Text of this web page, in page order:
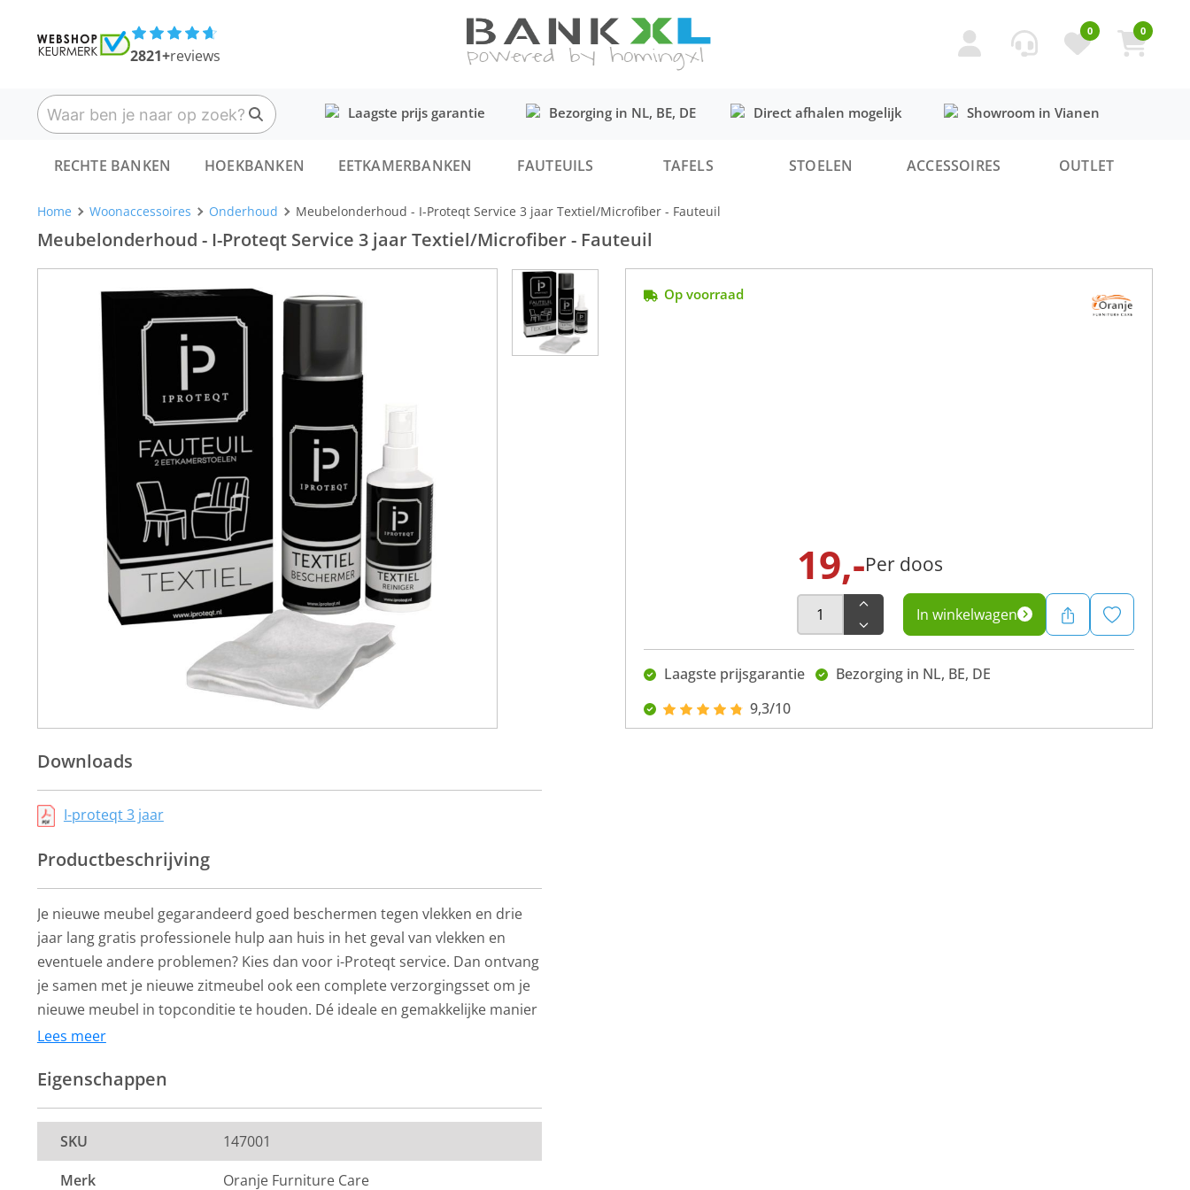
2821+reviews
0 0
Laagste prijs garantie Bezorging in NL, BE, DE Direct afhalen mogelijk Showroom in Vianen
RECHTE BANKEN HOEKBANKEN EETKAMERBANKEN FAUTEUILS TAFELS STOELEN ACCESSOIRES OUTLET
Home Woonaccessoires Onderhoud Meubelonderhoud - I-Proteqt Service 3 jaar Textiel/Microfiber - Fauteuil
Meubelonderhoud - I-Proteqt Service 3 jaar Textiel/Microfiber - Fauteuil
Op voorraad
19,-Per doos
In winkelwagen
Laagste prijsgarantie
Bezorging in NL, BE, DE
9,3/10
Downloads
I-proteqt 3 jaar
Productbeschrijving
Je nieuwe meubel gegarandeerd goed beschermen tegen vlekken en drie
jaar lang gratis professionele hulp aan huis in het geval van vlekken en
eventuele andere problemen? Kies dan voor i-Proteqt service. Dan ontvang
je samen met je nieuwe zitmeubel ook een complete verzorgingsset om je
nieuwe meubel in topconditie te houden. Dé ideale en gemakkelijke manier
om je nieuwe zitmeubel zelf goed te beschermen tegen vlekken mét 3 jaar
Aankoop enkel mogelijk direct bij een nieuwe bank/fauteuil
Met de aanschaf van i-Proteqt ben je verzekerd van een goede
bescherming van je nieuwe meubel en een professionele service aan huis.
Je ontvangt een speciale i-Proteqt verzorgingsset waarmee je zelf snel en
Lees meer
Eigenschappen
SKU
147001
Merk
Oranje Furniture Care